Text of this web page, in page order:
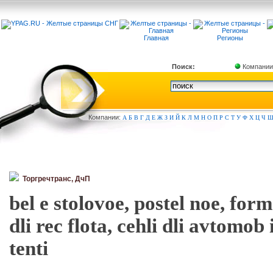
Главная Регионы
Поиск: Компании
Компании: А Б В Г Д Е Ж З И Й К Л М Н О П Р С Т У Ф Х Ц Ч Ш
Торгречтранс, ДчП
bel e stolovoe, postel noe,
dli rec flota, cehli dli avtomob
tenti